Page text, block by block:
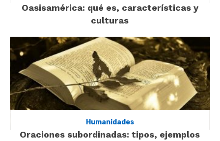
Oasisamérica: qué es, características y
culturas
Humanidades
Oraciones subordinadas: tipos, ejemplos